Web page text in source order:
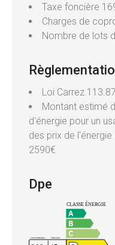
Taxe foncière
Charges de
Nombre de lots
Loi Carrez
Montant estimé
d'énergie pour un
des prix de
2590€
Dpe